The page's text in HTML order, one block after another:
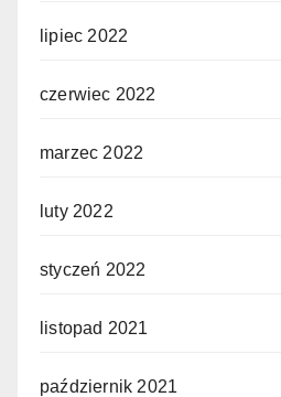
lipiec 2022
czerwiec 2022
marzec 2022
luty 2022
styczeń 2022
listopad 2021
październik 2021